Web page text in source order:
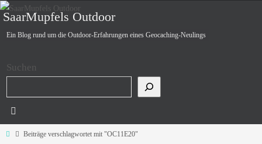
Zum
Inhalt
springen
SaarMupfels Outdoor
Ein Blog rund um die Outdoor-Erfahrungen eines Geocaching-Neulings
Suchen
StartBeiträge verschlagwortet mit "OC11E20"